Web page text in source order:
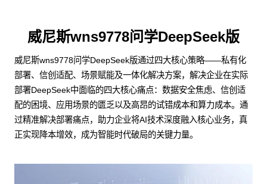
威尼斯wns9778问学DeepSeek版
威尼斯wns9778问学DeepSeek版通过四大核心策略——私有化
部署、信创适配、场景赋能及一体化解决方案，解决企业在实际
部署DeepSeek中面临的四大核心痛点：数据安全焦虑、信创适
配的困境、应用场景的匮乏以及高昂的试错成本和算力成本。通
过精准解决部署痛点，助力企业将AI技术深度融入核心业务，真
正实现降本增效，成为智能时代破局的关键力量。